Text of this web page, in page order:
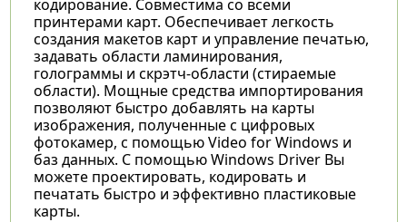
кодирование. Совместима со всеми
принтерами карт. Обеспечивает легкость
создания макетов карт и управление печатью,
задавать области ламинирования,
голограммы и скрэтч-области (стираемые
области). Мощные средства импортирования
позволяют быстро добавлять на карты
изображения, полученные с цифровых
фотокамер, с помощью Video for Windows и
баз данных. С помощью Windows Driver Вы
можете проектировать, кодировать и
печатать быстро и эффективно пластиковые
карты.